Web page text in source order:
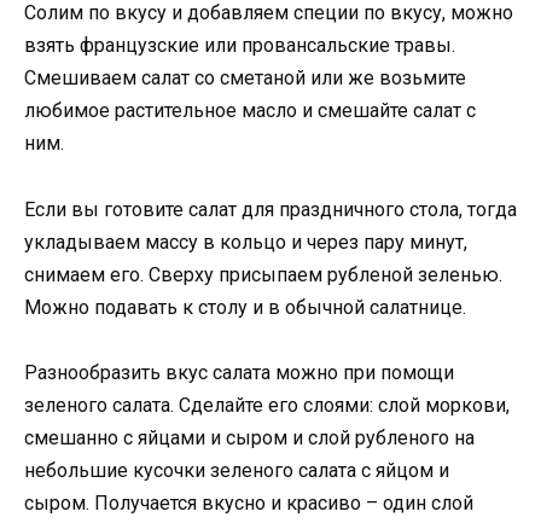
Солим по вкусу и добавляем специи по вкусу, можно
взять французские или провансальские травы.
Смешиваем салат со сметаной или же возьмите
любимое растительное масло и смешайте салат с
ним.
Если вы готовите салат для праздничного стола, тогда
укладываем массу в кольцо и через пару минут,
снимаем его. Сверху присыпаем рубленой зеленью.
Можно подавать к столу и в обычной салатнице.
Разнообразить вкус салата можно при помощи
зеленого салата. Сделайте его слоями: слой моркови,
смешанно с яйцами и сыром и слой рубленого на
небольшие кусочки зеленого салата с яйцом и
сыром. Получается вкусно и красиво – один слой